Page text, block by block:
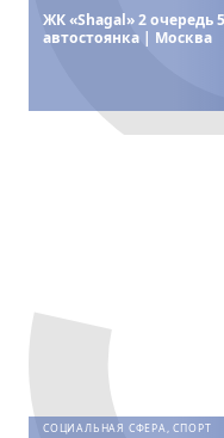
ЖК «Shagal» 2 очередь
автостоянка | Москва
СОЦИАЛЬНАЯ СФЕРА, СПОРТ